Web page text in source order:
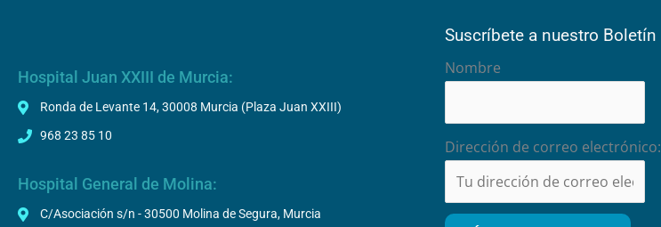
Hospital Juan XXIII de Murcia:
Ronda de Levante 14, 30008 Murcia (Plaza Juan XXIII)
968 23 85 10
Hospital General de Molina:
C/Asociación s/n - 30500 Molina de Segura, Murcia
Suscríbete a nuestro Boletín
Nombre
Dirección de correo electrónico: